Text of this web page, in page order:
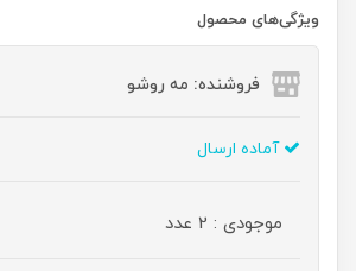
ویژگی‌های محصول
فروشنده: مه رو‌شو
آماده ارسال
موجودی : 2 عدد